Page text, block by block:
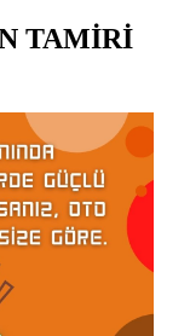
TAMİRİ